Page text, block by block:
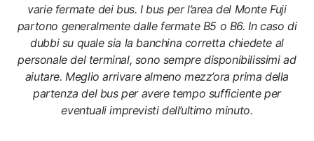
varie fermate dei bus. I bus per l’area del Monte Fuji
partono generalmente dalle fermate B5 o B6. In caso di
dubbi su quale sia la banchina corretta chiedete al
personale del terminal, sono sempre disponibilissimi ad
aiutare. Meglio arrivare almeno mezz’ora prima della
partenza del bus per avere tempo sufficiente per
eventuali imprevisti dell’ultimo minuto.